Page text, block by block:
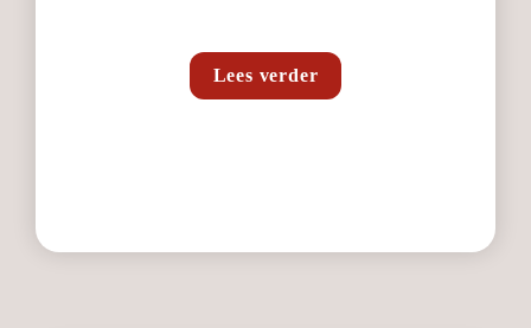
Lees verder